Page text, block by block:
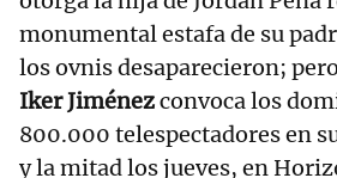
monumental estafa de su
los ovnis desaparecieron;
Iker Jiménezconvoca los
800.000 telespectadores en
y la mitad los jueves, en